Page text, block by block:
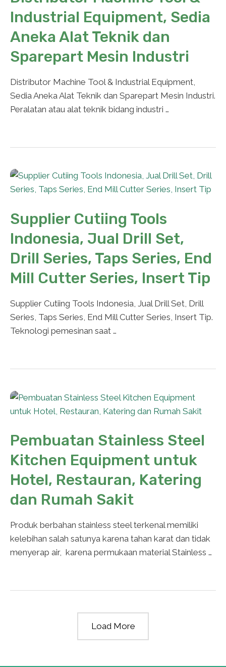
Industrial Equipment, Sedia
Aneka Alat Teknik dan
Sparepart Mesin Industri
Distributor Machine Tool & Industrial Equipment,
Sedia Aneka Alat Teknik dan Sparepart Mesin Industri.
Peralatan atau alat teknik bidang industri …
Supplier Cutiing Tools
Indonesia, Jual Drill Set,
Drill Series, Taps Series, End
Mill Cutter Series, Insert Tip
Supplier Cutiing Tools Indonesia, Jual Drill Set, Drill
Series, Taps Series, End Mill Cutter Series, Insert Tip.
Teknologi pemesinan saat …
Pembuatan Stainless Steel
Kitchen Equipment untuk
Hotel, Restauran, Katering
dan Rumah Sakit
Produk berbahan stainless steel terkenal memiliki
kelebihan salah satunya karena tahan karat dan tidak
menyerap air, karena permukaan material Stainless …
Load More